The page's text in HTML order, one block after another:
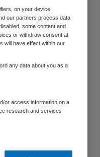
on your device.
our partners process data
some content and
or withdraw consent at
will have effect within our
any data about you as a
or access information on a
research and services